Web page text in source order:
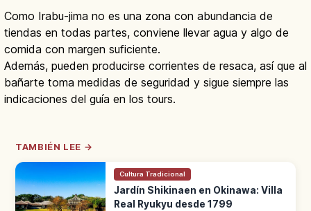
Como Irabu-jima no es una zona con abundancia de
tiendas en todas partes, conviene llevar agua y algo de
comida con margen suficiente.
Además, pueden producirse corrientes de resaca, así que al
bañarte toma medidas de seguridad y sigue siempre las
indicaciones del guía en los tours.
TAMBIÉN LEE →
Cultura Tradicional
Jardín Shikinaen en Okinawa: Villa
Real Ryukyu desde 1799